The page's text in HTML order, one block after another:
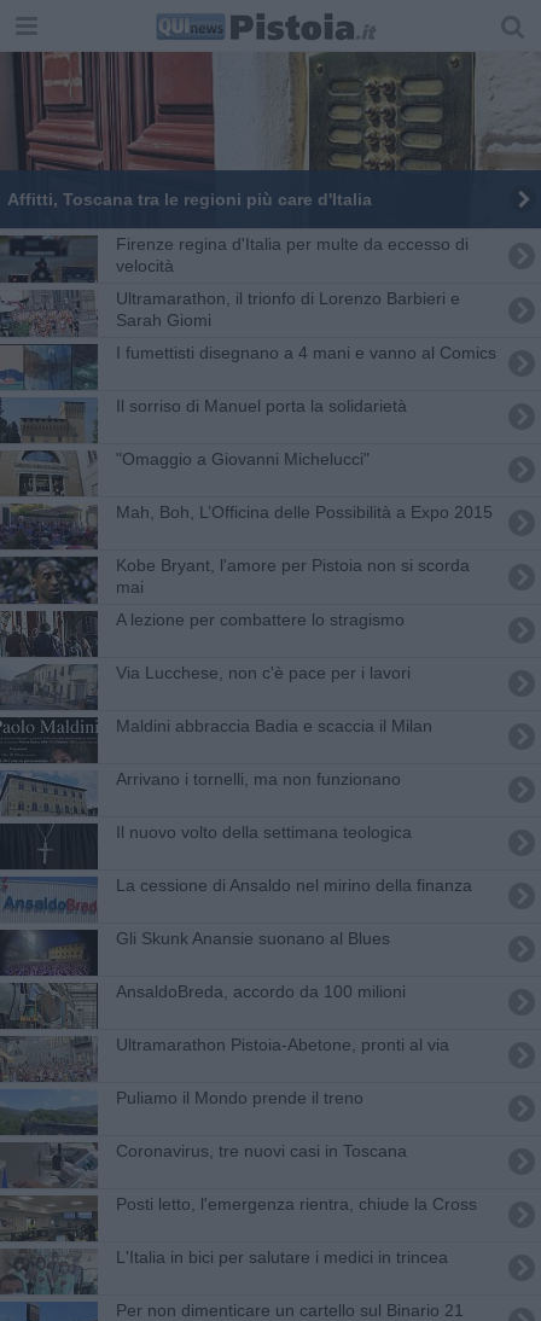
Affitti, Toscana tra le regioni più care d'Italia
Firenze regina d'Italia per multe da eccesso di
velocità
Ultramarathon, il trionfo di Lorenzo Barbieri e
Sarah Giomi
I fumettisti disegnano a 4 mani e vanno al Comics
Il sorriso di Manuel porta la solidarietà
"Omaggio a Giovanni Michelucci"
Mah, Boh, L’Officina delle Possibilità a Expo 2015
Kobe Bryant, l'amore per Pistoia non si scorda
mai
A lezione per combattere lo stragismo
Via Lucchese, non c'è pace per i lavori
Maldini abbraccia Badia e scaccia il Milan
Arrivano i tornelli, ma non funzionano
Il nuovo volto della settimana teologica
La cessione di Ansaldo nel mirino della finanza
Gli Skunk Anansie suonano al Blues
AnsaldoBreda, accordo da 100 milioni
Ultramarathon Pistoia-Abetone, pronti al via
Puliamo il Mondo prende il treno
​Coronavirus, tre nuovi casi in Toscana
Posti letto, l'emergenza rientra, chiude la Cross
L'Italia in bici per salutare i medici in trincea
Per non dimenticare un cartello sul Binario 21